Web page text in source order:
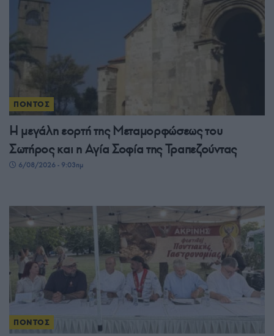
ΠΟΝΤΟΣ
Η μεγάλη εορτή της Μεταμορφώσεως του
Σωτήρος και η Αγία Σοφία της Τραπεζούντας
6/08/2026 - 9:03πμ
ΠΟΝΤΟΣ